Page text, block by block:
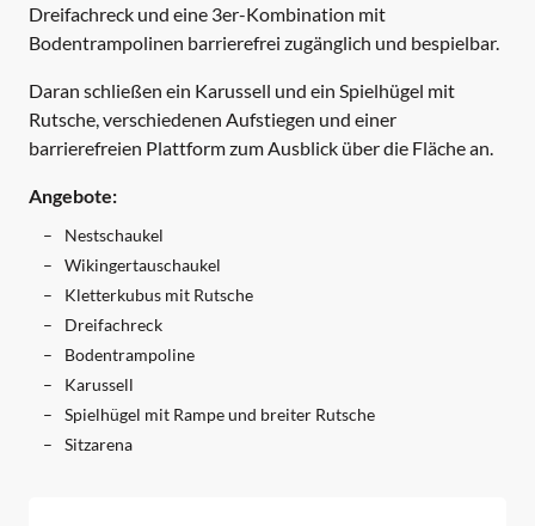
Dreifachreck und eine 3er-Kombination mit
Bodentrampolinen barrierefrei zugänglich und bespielbar.
Daran schließen ein Karussell und ein Spielhügel mit
Rutsche, verschiedenen Aufstiegen und einer
barrierefreien Plattform zum Ausblick über die Fläche an.
Angebote:
Nestschaukel
Wikingertauschaukel
Kletterkubus mit Rutsche
Dreifachreck
Bodentrampoline
Karussell
Spielhügel mit Rampe und breiter Rutsche
Sitzarena